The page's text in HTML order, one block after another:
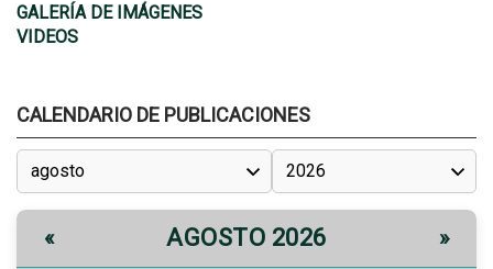
GALERÍA DE IMÁGENES
VIDEOS
CALENDARIO DE PUBLICACIONES
« AGOSTO 2026 »